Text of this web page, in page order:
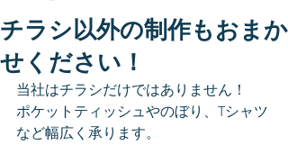
チラシ以外の制作もおまか
せください！
当社はチラシだけではありません！
ポケットティッシュやのぼり、Tシャツ
など幅広く承ります。